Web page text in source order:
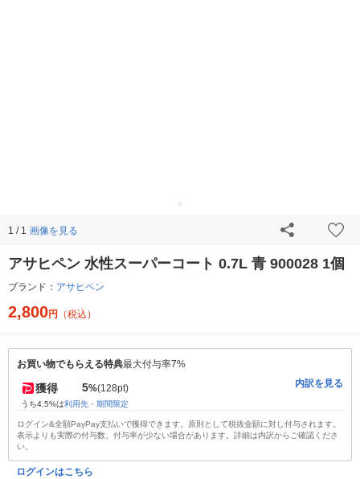
1 / 1 画像を見る
アサヒペン 水性スーパーコート 0.7L 青 900028 1個
ブランド： アサヒペン
2,800円 （税込）
お買い物でもらえる特典最大付与率7%
獲得 5%(128pt)
うち4.5%は利用先・期間限定
内訳を見る
ログイン&全額PayPay支払いで獲得できます。原則として税抜金額に対し付与されます。
表示よりも実際の付与数、付与率が少ない場合があります。詳細は内訳からご確認くださ
い。
ログインはこちら